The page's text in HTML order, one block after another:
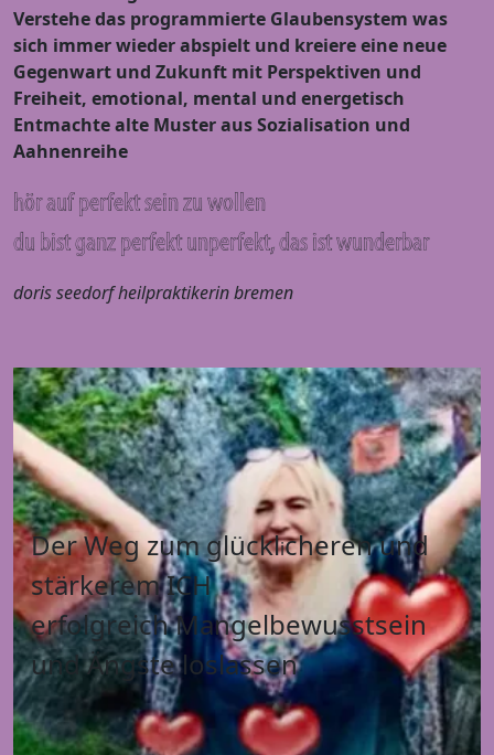
Verstehe das programmierte Glaubensystem was
sich immer wieder abspielt und kreiere eine neue
Gegenwart und Zukunft mit Perspektiven und
Freiheit, emotional, mental und energetisch
Entmachte alte Muster aus Sozialisation und
Aahnenreihe
hör auf perfekt sein zu wollen
du bist ganz perfekt unperfekt, das ist wunderbar
doris seedorf heilpraktikerin bremen
Der Weg zum glücklicheren und
stärkerem ICH
erfolgreich Mangelbewusstsein
und Ängste loslassen